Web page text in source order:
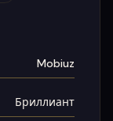
Mobiuz
Бриллиант